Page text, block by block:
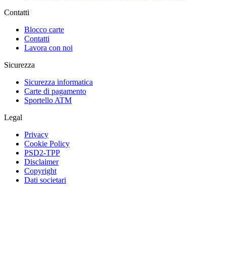
Contatti
Blocco carte
Contatti
Lavora con noi
Sicurezza
Sicurezza informatica
Carte di pagamento
Sportello ATM
Legal
Privacy
Cookie Policy
PSD2-TPP
Disclaimer
Copyright
Dati societari